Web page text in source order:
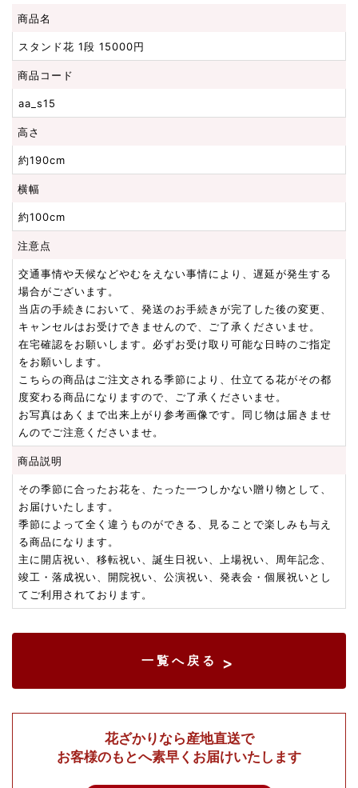
商品名
スタンド花 1段 15000円
商品コード
aa_s15
高さ
約190cm
横幅
約100cm
注意点
交通事情や天候などやむをえない事情により、遅延が発生する
場合がございます。
当店の手続きにおいて、発送のお手続きが完了した後の変更、
キャンセルはお受けできませんので、ご了承くださいませ。
在宅確認をお願いします。必ずお受け取り可能な日時のご指定
をお願いします。
こちらの商品はご注文される季節により、仕立てる花がその都
度変わる商品になりますので、ご了承くださいませ。
お写真はあくまで出来上がり参考画像です。同じ物は届きませ
んのでご注意くださいませ。
商品説明
その季節に合ったお花を、たった一つしかない贈り物として、
お届けいたします。
季節によって全く違うものができる、見ることで楽しみも与え
る商品になります。
主に開店祝い、移転祝い、誕生日祝い、上場祝い、周年記念、
竣工・落成祝い、開院祝い、公演祝い、発表会・個展祝いとし
てご利用されております。
一覧へ戻る >
花ざかりなら産地直送で
お客様のもとへ素早くお届けいたします